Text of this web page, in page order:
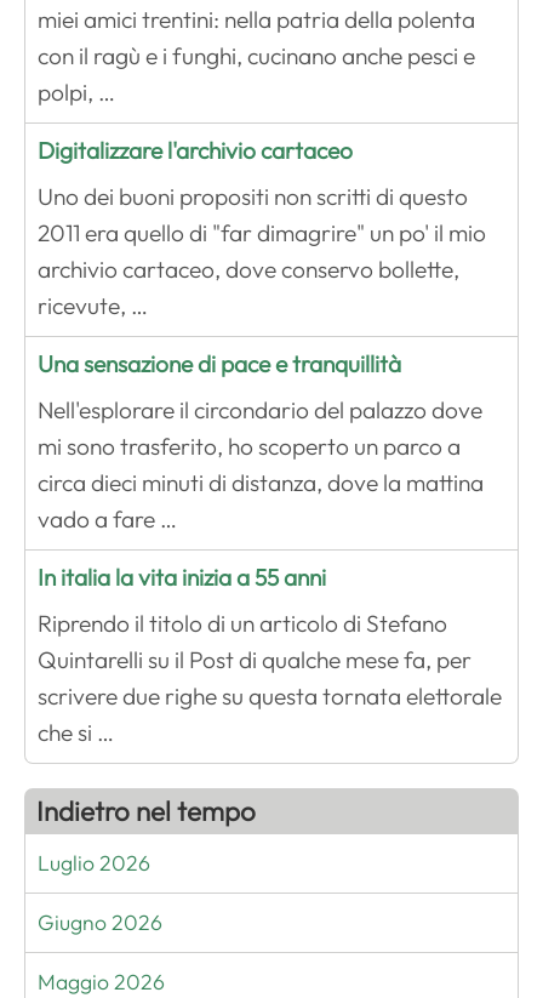
miei amici trentini: nella patria della polenta
con il ragù e i funghi, cucinano anche pesci e
polpi, …
Digitalizzare l'archivio cartaceo
Uno dei buoni propositi non scritti di questo
2011 era quello di "far dimagrire" un po' il mio
archivio cartaceo, dove conservo bollette,
ricevute, …
Una sensazione di pace e tranquillità
Nell'esplorare il circondario del palazzo dove
mi sono trasferito, ho scoperto un parco a
circa dieci minuti di distanza, dove la mattina
vado a fare …
In italia la vita inizia a 55 anni
Riprendo il titolo di un articolo di Stefano
Quintarelli su il Post di qualche mese fa, per
scrivere due righe su questa tornata elettorale
che si …
Indietro nel tempo
Luglio 2026
Giugno 2026
Maggio 2026